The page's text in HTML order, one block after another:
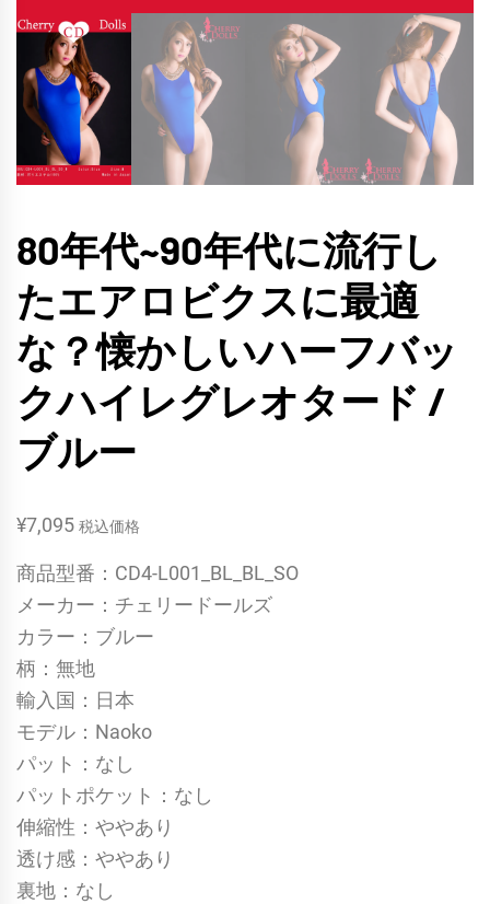
80年代~90年代に流行し
たエアロビクスに最適
な？懐かしいハーフバッ
クハイレグレオタード /
ブルー
¥7,095 税込価格
商品型番：CD4-L001_BL_BL_SO
メーカー：チェリードールズ
カラー：ブルー
柄：無地
輸入国：日本
モデル：Naoko
パット：なし
パットポケット：なし
伸縮性：ややあり
透け感：ややあり
裏地：なし